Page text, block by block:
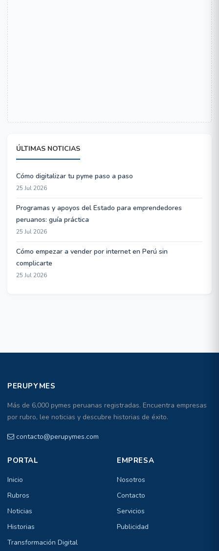
ÚLTIMAS NOTICIAS
Cómo digitalizar tu pyme paso a paso
25 Jul 2026
Programas y apoyos del Estado para emprendedores
peruanos: guía práctica
25 Jul 2026
Cómo empezar a vender por internet en Perú sin
complicarte
25 Jul 2026
PERUPYMES
Más de 6,000 pymes peruanas registradas. Encuentra empresas
por rubro, lee noticias y descubre historias de éxito.
contacto@perupymes.com
PORTAL
Inicio
Rubros
Noticias
Historias
Transformación Digital
EMPRESA
Nosotros
Contacto
Servicios
Publicidad